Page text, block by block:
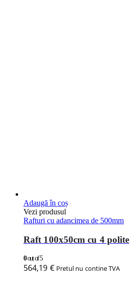
Adaugă în coș
Vezi produsul
Rafturi cu adancimea de 500mm
Raft 100x50cm cu 4 polite
0out of 5
564,19 € Pretul nu contine TVA